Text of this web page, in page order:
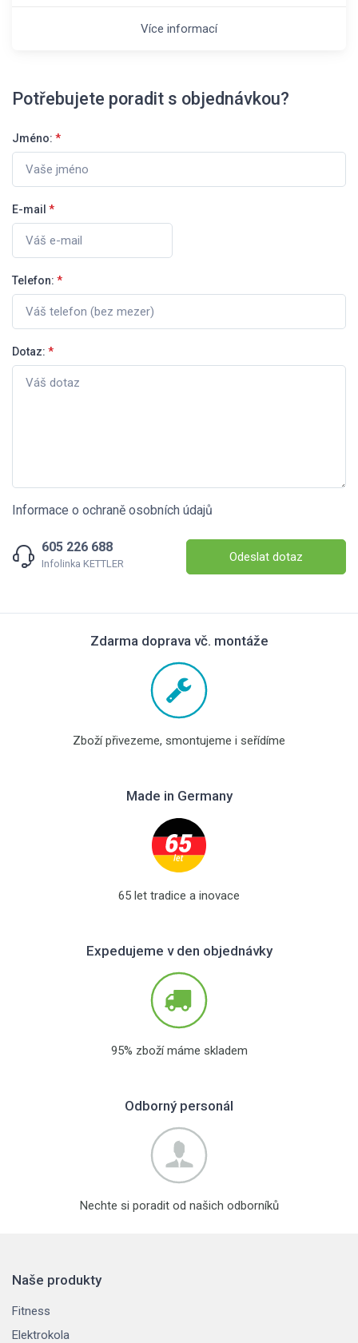
Více informací
Potřebujete poradit s objednávkou?
Jméno: *
E-mail *
Telefon: *
Dotaz: *
Informace o ochraně osobních údajů
605 226 688
Infolinka KETTLER Odeslat dotaz
Zdarma doprava vč. montáže
Zboží přivezeme, smontujeme i seřídíme
Made in Germany
65 let tradice a inovace
Expedujeme v den objednávky
95% zboží máme skladem
Odborný personál
Nechte si poradit od našich odborníků
Naše produkty
Fitness
Elektrokola